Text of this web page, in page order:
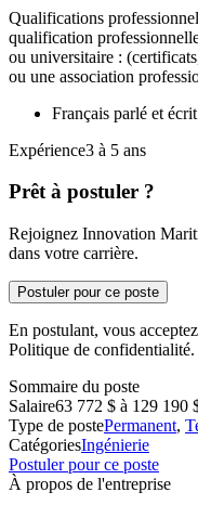
Qualifications
qualification
ou universitaire :
ou une association
Français parlé et
Expérience3 à 5 ans
Prêt à postuler ?
Rejoignez Innovation
dans votre carrière.
Postuler pour ce poste
En postulant, vous
Politique de confidentialité.
Sommaire du poste
Salaire63 772 $ à 129 190
Type de postePermanent,
CatégoriesIngénierie
Postuler pour ce poste
À propos de l'entreprise